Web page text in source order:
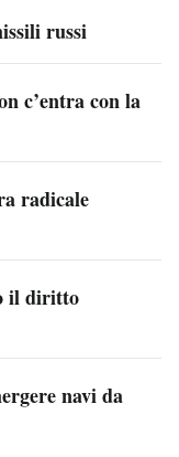
russi
c’entra con la
radicale
il diritto
navi da